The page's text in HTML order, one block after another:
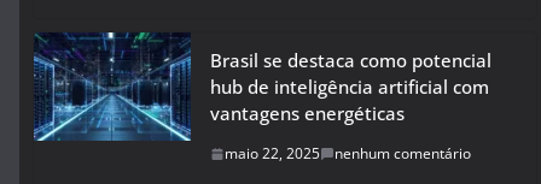
Brasil se destaca como potencial
hub de inteligência artificial com
vantagens energéticas
maio 22, 2025 nenhum comentário